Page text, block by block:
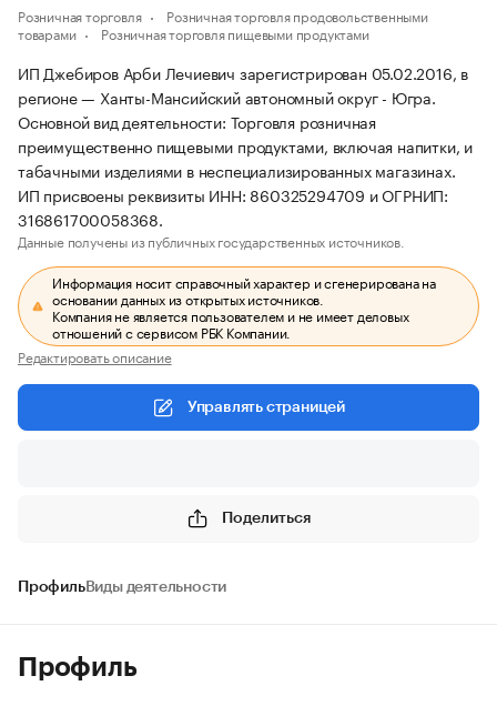
Розничная торговля
Розничная торговля продовольственными
товарами
Розничная торговля пищевыми продуктами
ИП Джебиров Арби Лечиевич зарегистрирован 05.02.2016, в
регионе — Ханты-Мансийский автономный округ - Югра.
Основной вид деятельности: Торговля розничная
преимущественно пищевыми продуктами, включая напитки, и
табачными изделиями в неспециализированных магазинах.
ИП присвоены реквизиты ИНН: 860325294709 и ОГРНИП:
316861700058368.
Данные получены из публичных государственных источников.
Информация носит справочный характер и сгенерирована на
основании данных из открытых источников.
Компания не является пользователем и не имеет деловых
отношений с сервисом РБК Компании.
Редактировать описание
Управлять страницей
Поделиться
ПрофильВиды деятельности
Профиль